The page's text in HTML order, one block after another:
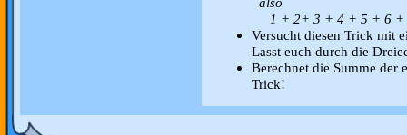
1 + 2+ 3 + 4 + 5 + 6 +
Versucht diesen Trick mit
Lasst euch durch die
Berechnet die Summe der
Trick!